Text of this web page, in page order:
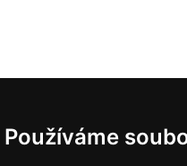
Používáme